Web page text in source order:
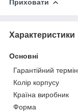
Приховати
Характеристики
Основні
Гарантійний термін
Колір корпусу
Країна виробник
Форма